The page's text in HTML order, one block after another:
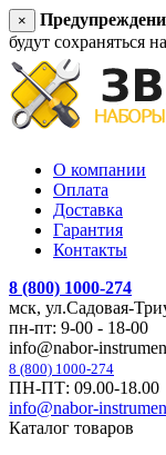
×
будут сохраняться
О компании
Оплата
Доставка
Гарантия
Контакты
8 (800) 1000-274
мск, ул.Садовая-
пн-пт: 9-00 - 18-00
info@nabor-
8 (800) 1000-274
ПН-ПТ: 09.00-18.00
info@nabor-
Каталог товаров